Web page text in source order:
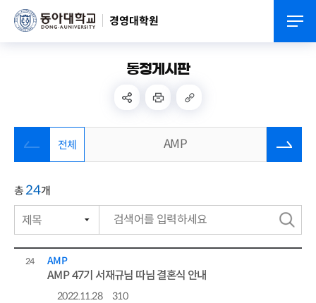
경영대학원
동정게시판
전체 AMP
총 24개
검
색
분류
조회수
24 AMP
AMP 47기 서재규님 따님 결혼식 안내
2022.11.28 310